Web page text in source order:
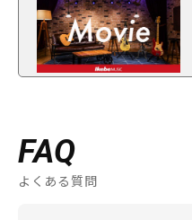
FAQ
よくある質問